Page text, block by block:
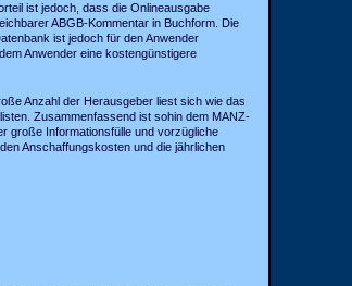
ist jedoch, dass die Onlineausgabe
ABGB-Kommentar in Buchform. Die
ist jedoch für den Anwender
Anwender eine kostengünstigere
Anzahl der Herausgeber liest sich wie das
Zusammenfassend ist sohin dem MANZ-
große Informationsfülle und vorzügliche
Anschaffungskosten und die jährlichen